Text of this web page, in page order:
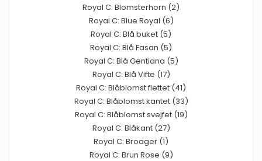
Royal C: Blomsterhorn (2)
Royal C: Blue Royal (6)
Royal C: Blå buket (5)
Royal C: Blå Fasan (5)
Royal C: Blå Gentiana (5)
Royal C: Blå Vifte (17)
Royal C: Blåblomst flettet (41)
Royal C: Blåblomst kantet (33)
Royal C: Blåblomst svejfet (19)
Royal C: Blåkant (27)
Royal C: Broager (1)
Royal C: Brun Rose (9)